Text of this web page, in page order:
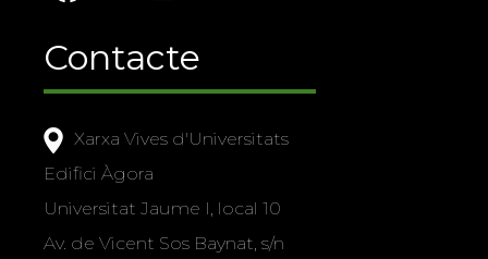
Contacte
Xarxa Vives d'Universitats
Edifici Àgora
Universitat Jaume I, local 10
Av. de Vicent Sos Baynat, s/n